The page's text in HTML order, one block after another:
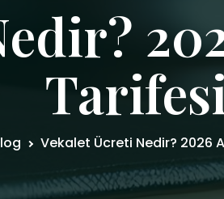
Vekalet Ücreti Nedir? 2026